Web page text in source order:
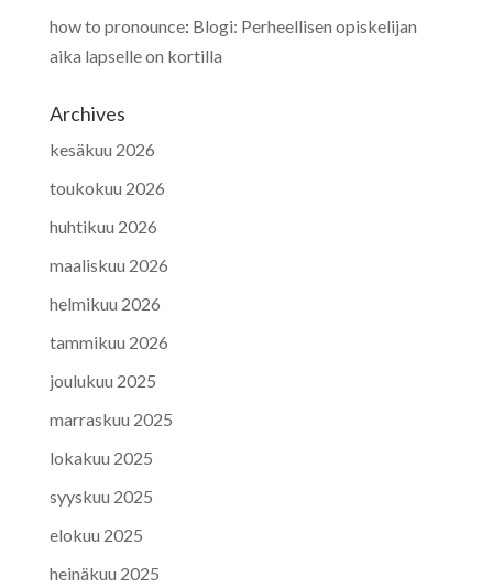
how to pronounce: Blogi: Perheellisen opiskelijan
aika lapselle on kortilla
Archives
kesäkuu 2026
toukokuu 2026
huhtikuu 2026
maaliskuu 2026
helmikuu 2026
tammikuu 2026
joulukuu 2025
marraskuu 2025
lokakuu 2025
syyskuu 2025
elokuu 2025
heinäkuu 2025